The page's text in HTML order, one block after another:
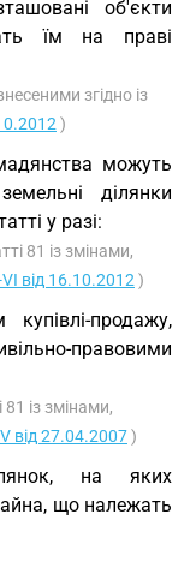
об'єкти
їм на праві
згідно із
)
можуть
ділянки
у разі:
81 із змінами,
від 16.10.2012 )
продажу,
правовими
81 із змінами,
від 27.04.2007)
на яких
що належать